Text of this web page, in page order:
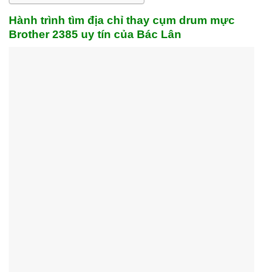
Hành trình tìm địa chỉ thay cụm drum mực
Brother 2385 uy tín của Bác Lân